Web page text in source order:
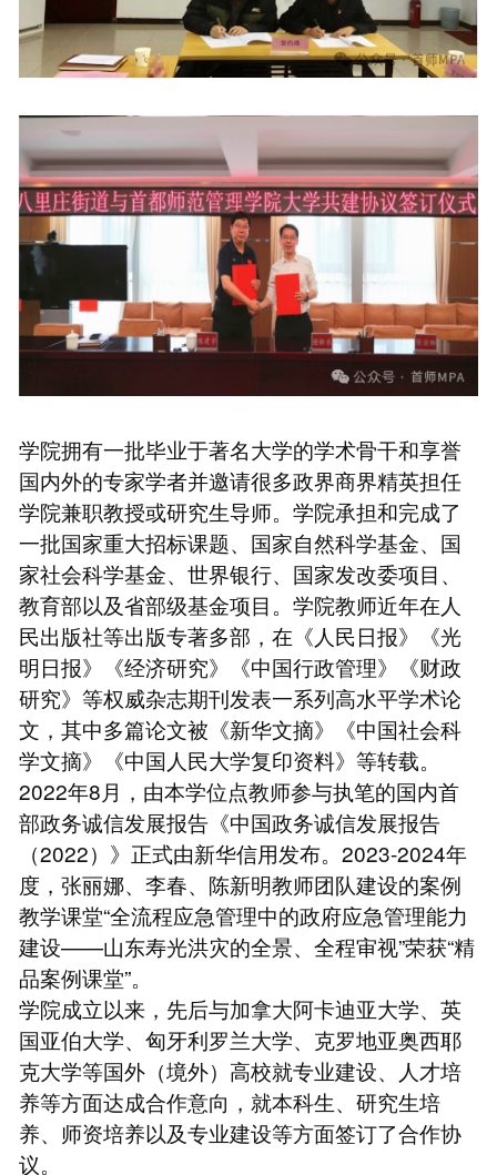
学院拥有一批毕业于著名大学的学术骨干和享誉
国内外的专家学者并邀请很多政界商界精英担任
学院兼职教授或研究生导师。学院承担和完成了
一批国家重大招标课题、国家自然科学基金、国
家社会科学基金、世界银行、国家发改委项目、
教育部以及省部级基金项目。学院教师近年在人
民出版社等出版专著多部，在《人民日报》《光
明日报》《经济研究》《中国行政管理》《财政
研究》等权威杂志期刊发表一系列高水平学术论
文，其中多篇论文被《新华文摘》《中国社会科
学文摘》《中国人民大学复印资料》等转载。
2022年8月，由本学位点教师参与执笔的国内首
部政务诚信发展报告《中国政务诚信发展报告
（2022）》正式由新华信用发布。2023-2024年
度，张丽娜、李春、陈新明教师团队建设的案例
教学课堂“全流程应急管理中的政府应急管理能力
建设——山东寿光洪灾的全景、全程审视”荣获“精
品案例课堂”。
学院成立以来，先后与加拿大阿卡迪亚大学、英
国亚伯大学、匈牙利罗兰大学、克罗地亚奥西耶
克大学等国外（境外）高校就专业建设、人才培
养等方面达成合作意向，就本科生、研究生培
养、师资培养以及专业建设等方面签订了合作协
议。